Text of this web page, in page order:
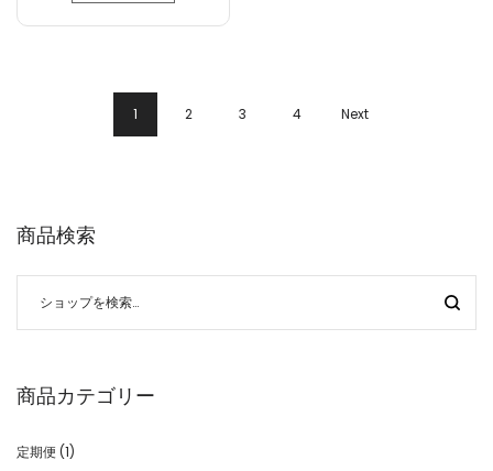
1 2 3 4 Next
商品検索
商品カテゴリー
定期便 (1)